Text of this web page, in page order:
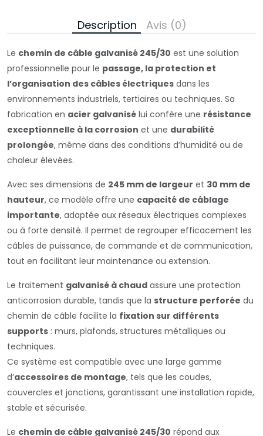
Description Avis (0)
Le chemin de câble galvanisé 245/30 est une solution
professionnelle pour le passage, la protection et
l’organisation des câbles électriques dans les
environnements industriels, tertiaires ou techniques. Sa
fabrication en acier galvanisé lui confère une résistance
exceptionnelle à la corrosion et une durabilité
prolongée, même dans des conditions d’humidité ou de
chaleur élevées.
Avec ses dimensions de 245 mm de largeur et 30 mm de
hauteur, ce modèle offre une capacité de câblage
importante, adaptée aux réseaux électriques complexes
ou à forte densité. Il permet de regrouper efficacement les
câbles de puissance, de commande et de communication,
tout en facilitant leur maintenance ou extension.
Le traitement galvanisé à chaud assure une protection
anticorrosion durable, tandis que la structure perforée du
chemin de câble facilite la fixation sur différents
supports : murs, plafonds, structures métalliques ou
techniques.
Ce système est compatible avec une large gamme
d’accessoires de montage, tels que les coudes,
couvercles et jonctions, garantissant une installation rapide,
stable et sécurisée.
Le chemin de câble galvanisé 245/30 répond aux